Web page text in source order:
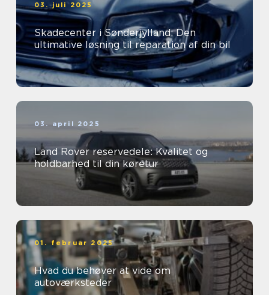
03. juli 2025
Skadecenter i Sønderjylland: Den
ultimative løsning til reparation af din bil
03. april 2025
Land Rover reservedele: Kvalitet og
holdbarhed til din køretur
01. februar 2025
Hvad du behøver at vide om
autoværksteder